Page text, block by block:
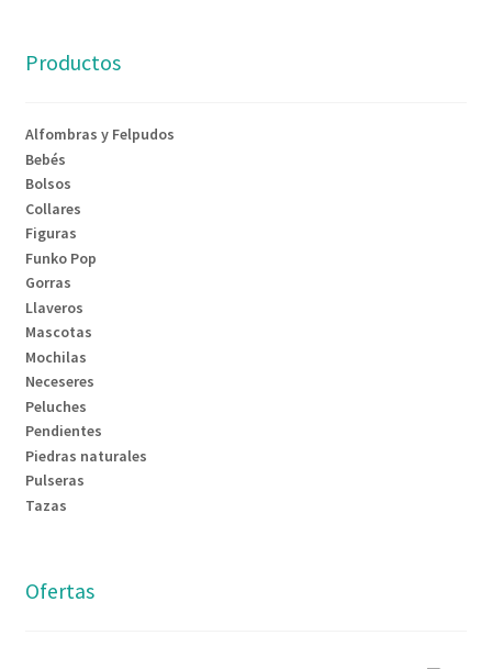
Productos
Alfombras y Felpudos
Bebés
Bolsos
Collares
Figuras
Funko Pop
Gorras
Llaveros
Mascotas
Mochilas
Neceseres
Peluches
Pendientes
Piedras naturales
Pulseras
Tazas
Ofertas